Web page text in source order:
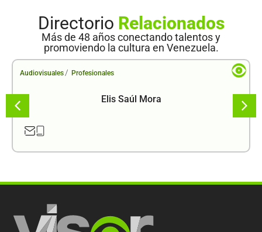
Directorio Relacionados
Más de 48 años conectando talentos y
promoviendo la cultura en Venezuela.
Audiovisuales / Profesionales
Elis Saúl Mora